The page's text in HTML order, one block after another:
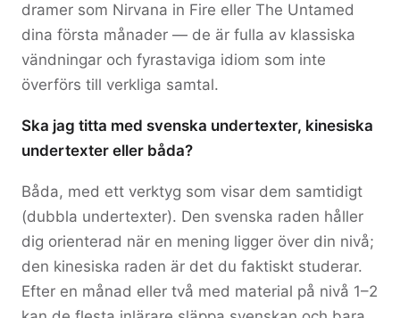
dramer som Nirvana in Fire eller The Untamed
dina första månader — de är fulla av klassiska
vändningar och fyrastaviga idiom som inte
överförs till verkliga samtal.
Ska jag titta med svenska undertexter, kinesiska
undertexter eller båda?
Båda, med ett verktyg som visar dem samtidigt
(dubbla undertexter). Den svenska raden håller
dig orienterad när en mening ligger över din nivå;
den kinesiska raden är det du faktiskt studerar.
Efter en månad eller två med material på nivå 1–2